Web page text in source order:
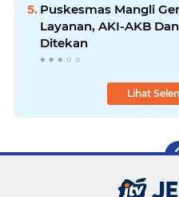
Puskesmas Mangli
Layanan, AKI-AKB
Ditekan
Lihat